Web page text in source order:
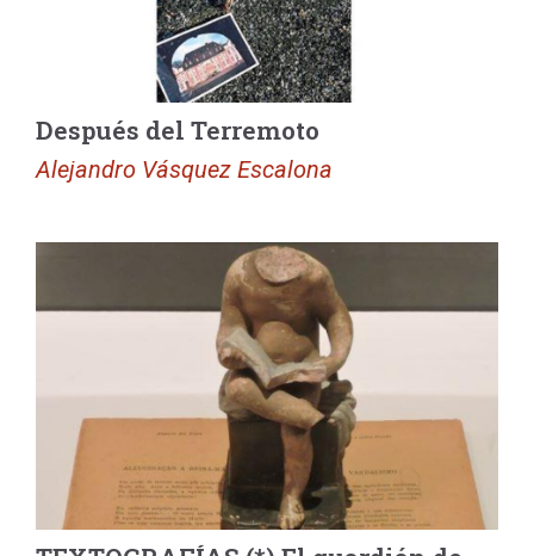
Después del Terremoto
Alejandro Vásquez Escalona